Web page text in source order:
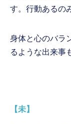
す。行動あるの
身体と心のバラ
るような出来事
【未】